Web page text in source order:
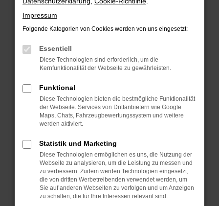
Laden andere Webseiten, zum Beispiel deine
Suchmaschine?
Prüfe deine Browsererweiterungen.
können das Laden bestimmter Seiten
verhindern. Funktioniert die Seite in einem
anderen Browser oder in einem privaten
Starte dein Gerät neu.
Das kann manchmal helfen, vorübergehende
Probleme zu beheben.
Betriebssystem auf dem neuesten Stand
sind.
Veraltete Software birgt nicht nur ein
Sicherheitsrisiko, sondern kann auch dazu
führen, dass bestimmte Funktionen nicht mehr
unterstützt werden.
Impressum
Folgende Kategorien von Cookies werden von uns eingesetzt:
Essentiell
Diese Technologien sind erforderlich, um die
Kernfunktionalität der Webseite zu gewährleisten.
Funktional
Diese Technologien bieten die bestmögliche Funktionalität
der Webseite. Services von Drittanbietern wie Google
Maps, Chats, Fahrzeugbewertungssystem und weitere
werden aktiviert.
Statistik und Marketing
Diese Technologien ermöglichen es uns, die Nutzung der
Webseite zu analysieren, um die Leistung zu messen und
zu verbessern. Zudem werden Technologien eingesetzt,
die von dritten Werbetreibenden verwendet werden, um
Sie auf anderen Webseiten zu verfolgen und um Anzeigen
zu schalten, die für Ihre Interessen relevant sind.